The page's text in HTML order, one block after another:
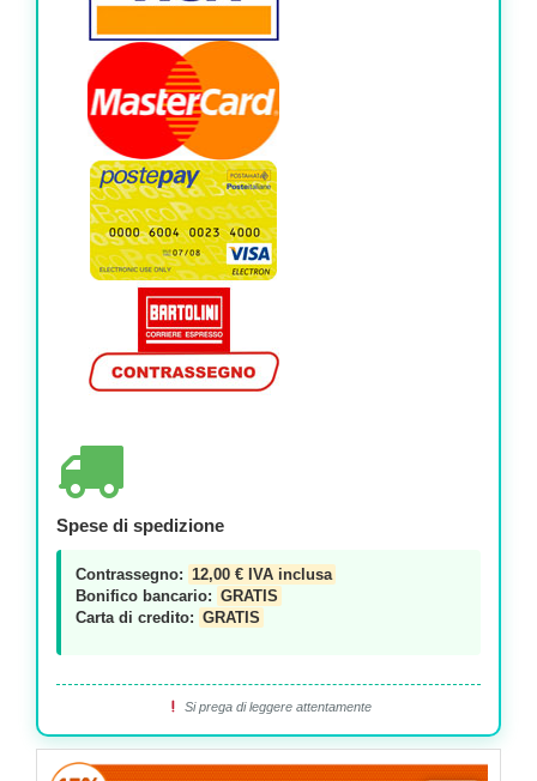
Spese di spedizione
Contrassegno: 12,00 € IVA inclusa
Bonifico bancario: GRATIS
Carta di credito: GRATIS
Si prega di leggere attentamente